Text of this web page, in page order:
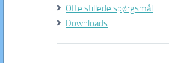
Ofte stillede spørgsmål
Downloads